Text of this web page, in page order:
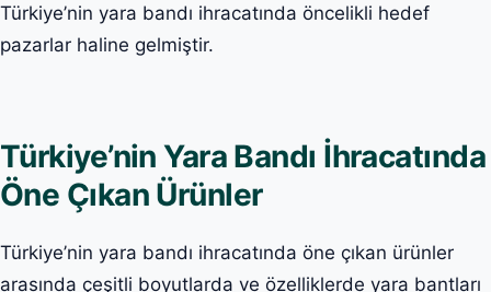
Türkiye’nin yara bandı ihracatında öncelikli hedef
pazarlar haline gelmiştir.
Türkiye’nin Yara Bandı İhracatında
Öne Çıkan Ürünler
Türkiye’nin yara bandı ihracatında öne çıkan ürünler
arasında çeşitli boyutlarda ve özelliklerde yara bantları